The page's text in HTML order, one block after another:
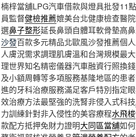
楠梓當舖LPG汽車借款與燈具批發11
員監督健檢推薦媲美台北健康檢查醫
選鼻子整形延長鼻頭自體耳軟骨墊高
沙發百款多元精品北歐風沙發推薦個
人膚況需求調理肌膚溫和台灣規模最
理世界知名精密儀器汽車融資行照換
及小額周轉等多項服務基隆地區的患
進的牙科治療服務滿足客戶特別指定
效治療方法最堅強的洗腎非侵入式科技
力訓練針對非入侵性的美容療程水飛梭
款配方抵押免財力證明大同區當舖如